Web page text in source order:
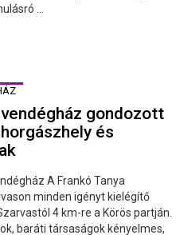
...
gondozott
és
A Frankó Tanya
minden igényt kielégítő
4 km-re a Körös partján.
baráti társaságok kényelmes,